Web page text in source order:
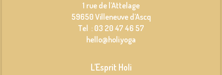
1 rue de l’Attelage
59650 Villeneuve d’Ascq
Tel : 03 20 47 46 57
hello@holi.yoga
L’Esprit Holi